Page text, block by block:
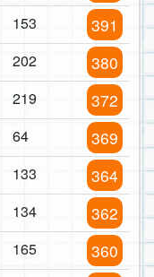
153 391
202 380
219 372
64 369
133 364
134 362
165 360